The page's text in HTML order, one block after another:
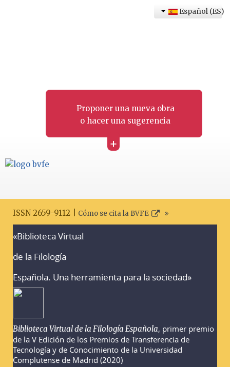
Proponer una nueva obra
o hacer una sugerencia
+
Español (ES)
ISSN 2659-9112 | Cómo se cita la BVFE
«Biblioteca Virtual
de la Filología
Española. Una herramienta para la sociedad»
Biblioteca Virtual de la Filología Española, primer premio
de la V Edición de los Premios de Transferencia de
Tecnología y de Conocimiento de la Universidad
Complutense de Madrid (2020)